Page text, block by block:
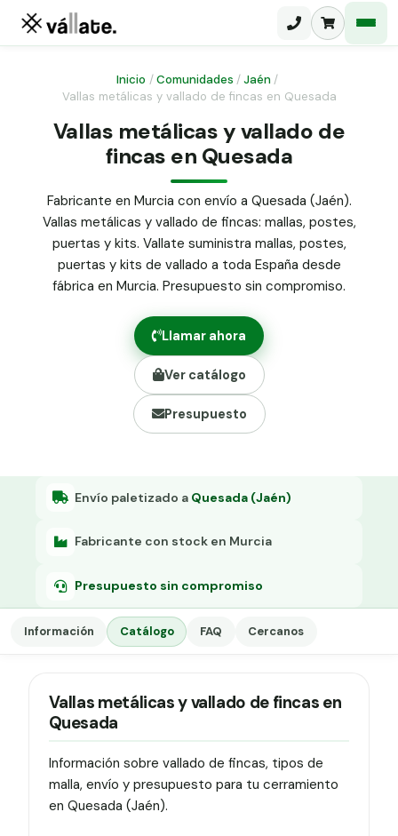
Malla ganadera
Malla simple torsión
Malla triple torsión
Panel malla H.
Puerta abatible dos hojas
Puerta acceso peatonal
Poste malla Hércules
Poste malla simple torsión
Alambre de espino galvanizado
Alambre liso galvanizado
Malla ocultación 70 g/m² verde
Abrazadera PVC malla H.
Grapa malla H.
Inicio /Comunidades /Jaén /
Vallas metálicas y vallado de fincas en Quesada
Vallas metálicas y vallado de
fincas en Quesada
Fabricante en Murcia con envío a Quesada (Jaén).
Vallas metálicas y vallado de fincas: mallas, postes,
puertas y kits. Vallate suministra mallas, postes,
puertas y kits de vallado a toda España desde
fábrica en Murcia. Presupuesto sin compromiso.
Llamar ahora
Ver catálogo
Presupuesto
Envío paletizado a Quesada (Jaén)
Fabricante con stock en Murcia
Presupuesto sin compromiso
Información Catálogo FAQ Cercanos
Vallas metálicas y vallado de fincas en
Quesada
Información sobre vallado de fincas, tipos de
malla, envío y presupuesto para tu cerramiento
en Quesada (Jaén).